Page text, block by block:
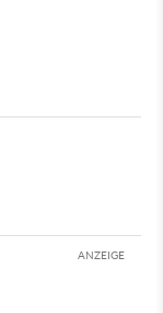
ANZEIGE